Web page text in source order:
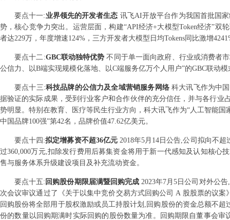
要点十一:业界领先的开发者生态 讯飞AI开放平台作为我国首批国
势，核心竞争力突出。运营层面，构建“API经济+大模型Token经济”
者达229万，年度增速124%，三方开发者大模型日均Tokens同比激增
要点十二:GBC联动独特优势不同于单一面向政府、行业或消费者
公信力、以B端实现规模化落地、以C端服务亿万个人用户”的GBC联动模
要点十三:科技品牌的公信力及全域营销服务网络科大讯飞作为中
据验证的实际成果，受到行业客户和合作伙伴的充分信任，并与各行
势明显。特别在教育、医疗等民生行业方向，科大讯飞作为“人工智能
中国品牌100强”第42名，品牌价值47.62亿美元。
要点十四 :拟定增募资不超36亿元 2018年5月14日公告,公司拟向不
过360,000万元,扣除发行费用后募集资金将用于新一代感知及认知核
售与服务体系升级建设项目及补充流动资金。
要点十五: 回购股份期限届满暨回购完成2023年7月5日公司对外公
次会议审议通过了《关于以集中竞价交易方式回购公司 A 股股票的议
回购股份将全部用于股权激励或员工持股计划,回购股份的资金总额不
份的数量以回购期满时实际回购的股份数量为准。回购期限自董事会